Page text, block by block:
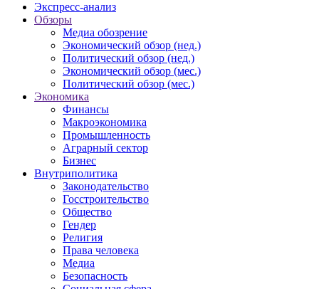
Экспресс-анализ
Обзоры
Медиа обозрение
Экономический обзор (нед.)
Политический обзор (нед.)
Экономический обзор (мес.)
Политический обзор (мес.)
Экономика
Финансы
Макроэкономика
Промышленность
Аграрный сектор
Бизнес
Внутриполитика
Законодательство
Госстроительство
Общество
Гендер
Религия
Права человека
Медиа
Безопасность